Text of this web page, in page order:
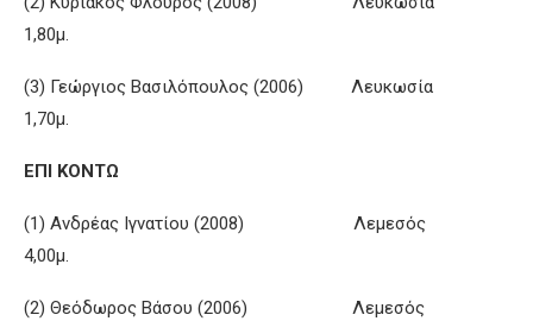
1,80μ.
(3) Γεώργιος Βασιλόπουλος (2006) Λευκωσία
1,70μ.
ΕΠΙ ΚΟΝΤΩ
(1) Ανδρέας Ιγνατίου (2008) Λεμεσός
4,00μ.
(2) Θεόδωρος Βάσου (2006) Λεμεσός